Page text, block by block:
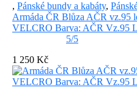
, Pánské bundy a kabáty,
Armáda ČR Blůza AČR vz.95
VELCRO Barva: AČR Vz.95
5/5
1 250 Kč